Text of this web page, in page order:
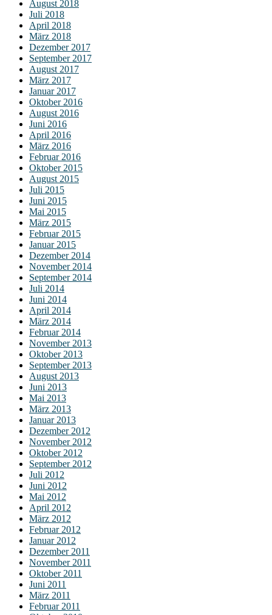
August 2018
Juli 2018
April 2018
März 2018
Dezember 2017
September 2017
August 2017
März 2017
Januar 2017
Oktober 2016
August 2016
Juni 2016
April 2016
März 2016
Februar 2016
Oktober 2015
August 2015
Juli 2015
Juni 2015
Mai 2015
März 2015
Februar 2015
Januar 2015
Dezember 2014
November 2014
September 2014
Juli 2014
Juni 2014
April 2014
März 2014
Februar 2014
November 2013
Oktober 2013
September 2013
August 2013
Juni 2013
Mai 2013
März 2013
Januar 2013
Dezember 2012
November 2012
Oktober 2012
September 2012
Juli 2012
Juni 2012
Mai 2012
April 2012
März 2012
Februar 2012
Januar 2012
Dezember 2011
November 2011
Oktober 2011
Juni 2011
März 2011
Februar 2011